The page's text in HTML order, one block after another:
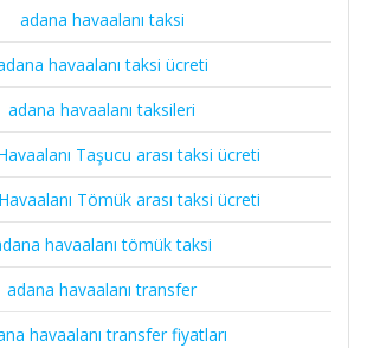
adana havaalanı taksi
havaalanı taksi ücreti
adana havaalanı taksileri
Taşucu arası taksi ücreti
Tömük arası taksi ücreti
havaalanı tömük taksi
adana havaalanı transfer
havaalanı transfer fiyatları